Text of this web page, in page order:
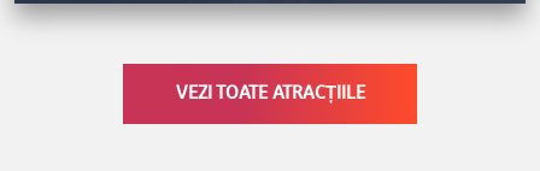
VEZI TOATE ATRACȚIILE